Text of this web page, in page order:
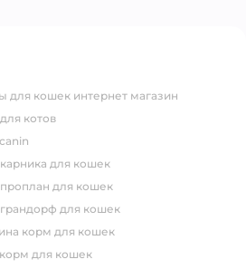
для кошек интернет магазин
котов
карника для кошек
проплан для кошек
грандорф для кошек
корм для кошек
корм для кошек